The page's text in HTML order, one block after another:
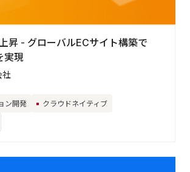
昇 - グローバルECサイト構築で
実現
社
ン開発 クラウドネイティブ